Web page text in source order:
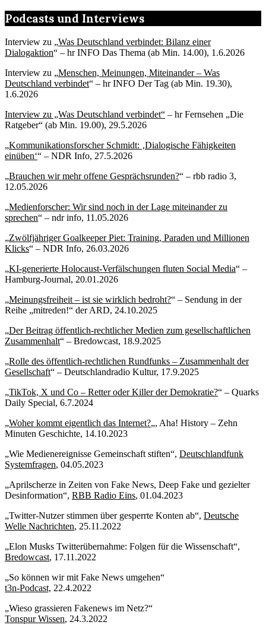
Podcasts und Interviews
Interview zu „Was Deutschland verbindet: Bilanz einer
Dialogaktion“ – hr INFO Das Thema (ab Min. 14.00), 1.6.2026
Interview zu „Menschen, Meinungen, Miteinander – Was
Deutschland verbindet“ – hr INFO Der Tag (ab Min. 19.30),
1.6.2026
Interview zu „Was Deutschland verbindet“ – hr Fernsehen „Die
Ratgeber“ (ab Min. 19.00), 29.5.2026
„Kommunikationsforscher Schmidt: ‚Dialogische Fähigkeiten
einüben‘“ – NDR Info, 27.5.2026
„Brauchen wir mehr offene Gesprächsrunden?“ – rbb radio 3,
12.05.2026
„Medienforscher: Wir sind noch in der Lage miteinander zu
sprechen“ – ndr info, 11.05.2026
„Zwölfjähriger Goalkeeper Piet: Training, Paraden und Millionen
Klicks“ – NDR Info, 26.03.2026
„KI-generierte Holocaust-Verfälschungen fluten Social Media“ –
Hamburg-Journal, 20.01.2026
„Meinungsfreiheit – ist sie wirklich bedroht?“ – Sendung in der
Reihe „mitreden!“ der ARD, 24.10.2025
„Der Beitrag öffentlich-rechtlicher Medien zum gesellschaftlichen
Zusammenhalt“ – Bredowcast, 18.9.2025
„Rolle des öffentlich-rechtlichen Rundfunks – Zusammenhalt der
Gesellschaft“ – Deutschlandradio Kultur, 17.9.2025
„TikTok, X und Co – Retter oder Killer der Demokratie?“ – Quarks
Daily Special, 6.7.2024
„Woher kommt eigentlich das Internet?„, Aha! History – Zehn
Minuten Geschichte, 14.10.2023
„Wie Medienereignisse Gemeinschaft stiften“, Deutschlandfunk
Systemfragen, 04.05.2023
„Aprilscherze in Zeiten von Fake News, Deep Fake und gezielter
Desinformation“, RBB Radio Eins, 01.04.2023
„Twitter-Nutzer stimmen über gesperrte Konten ab“, Deutsche
Welle Nachrichten, 25.11.2022
„Elon Musks Twitterübernahme: Folgen für die Wissenschaft“,
Bredowcast, 17.11.2022
„So können wir mit Fake News umgehen“
t3n-Podcast, 22.4.2022
„Wieso grassieren Fakenews im Netz?“
Tonspur Wissen, 24.3.2022